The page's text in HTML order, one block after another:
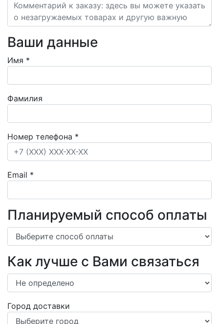
Ваши данные
Имя *
Фамилия
Номер телефона *
Email *
Планируемый способ оплаты
Как лучше с Вами связаться
Город доставки